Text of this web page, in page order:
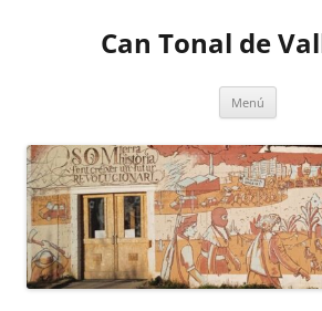
Can Tonal de
Menú